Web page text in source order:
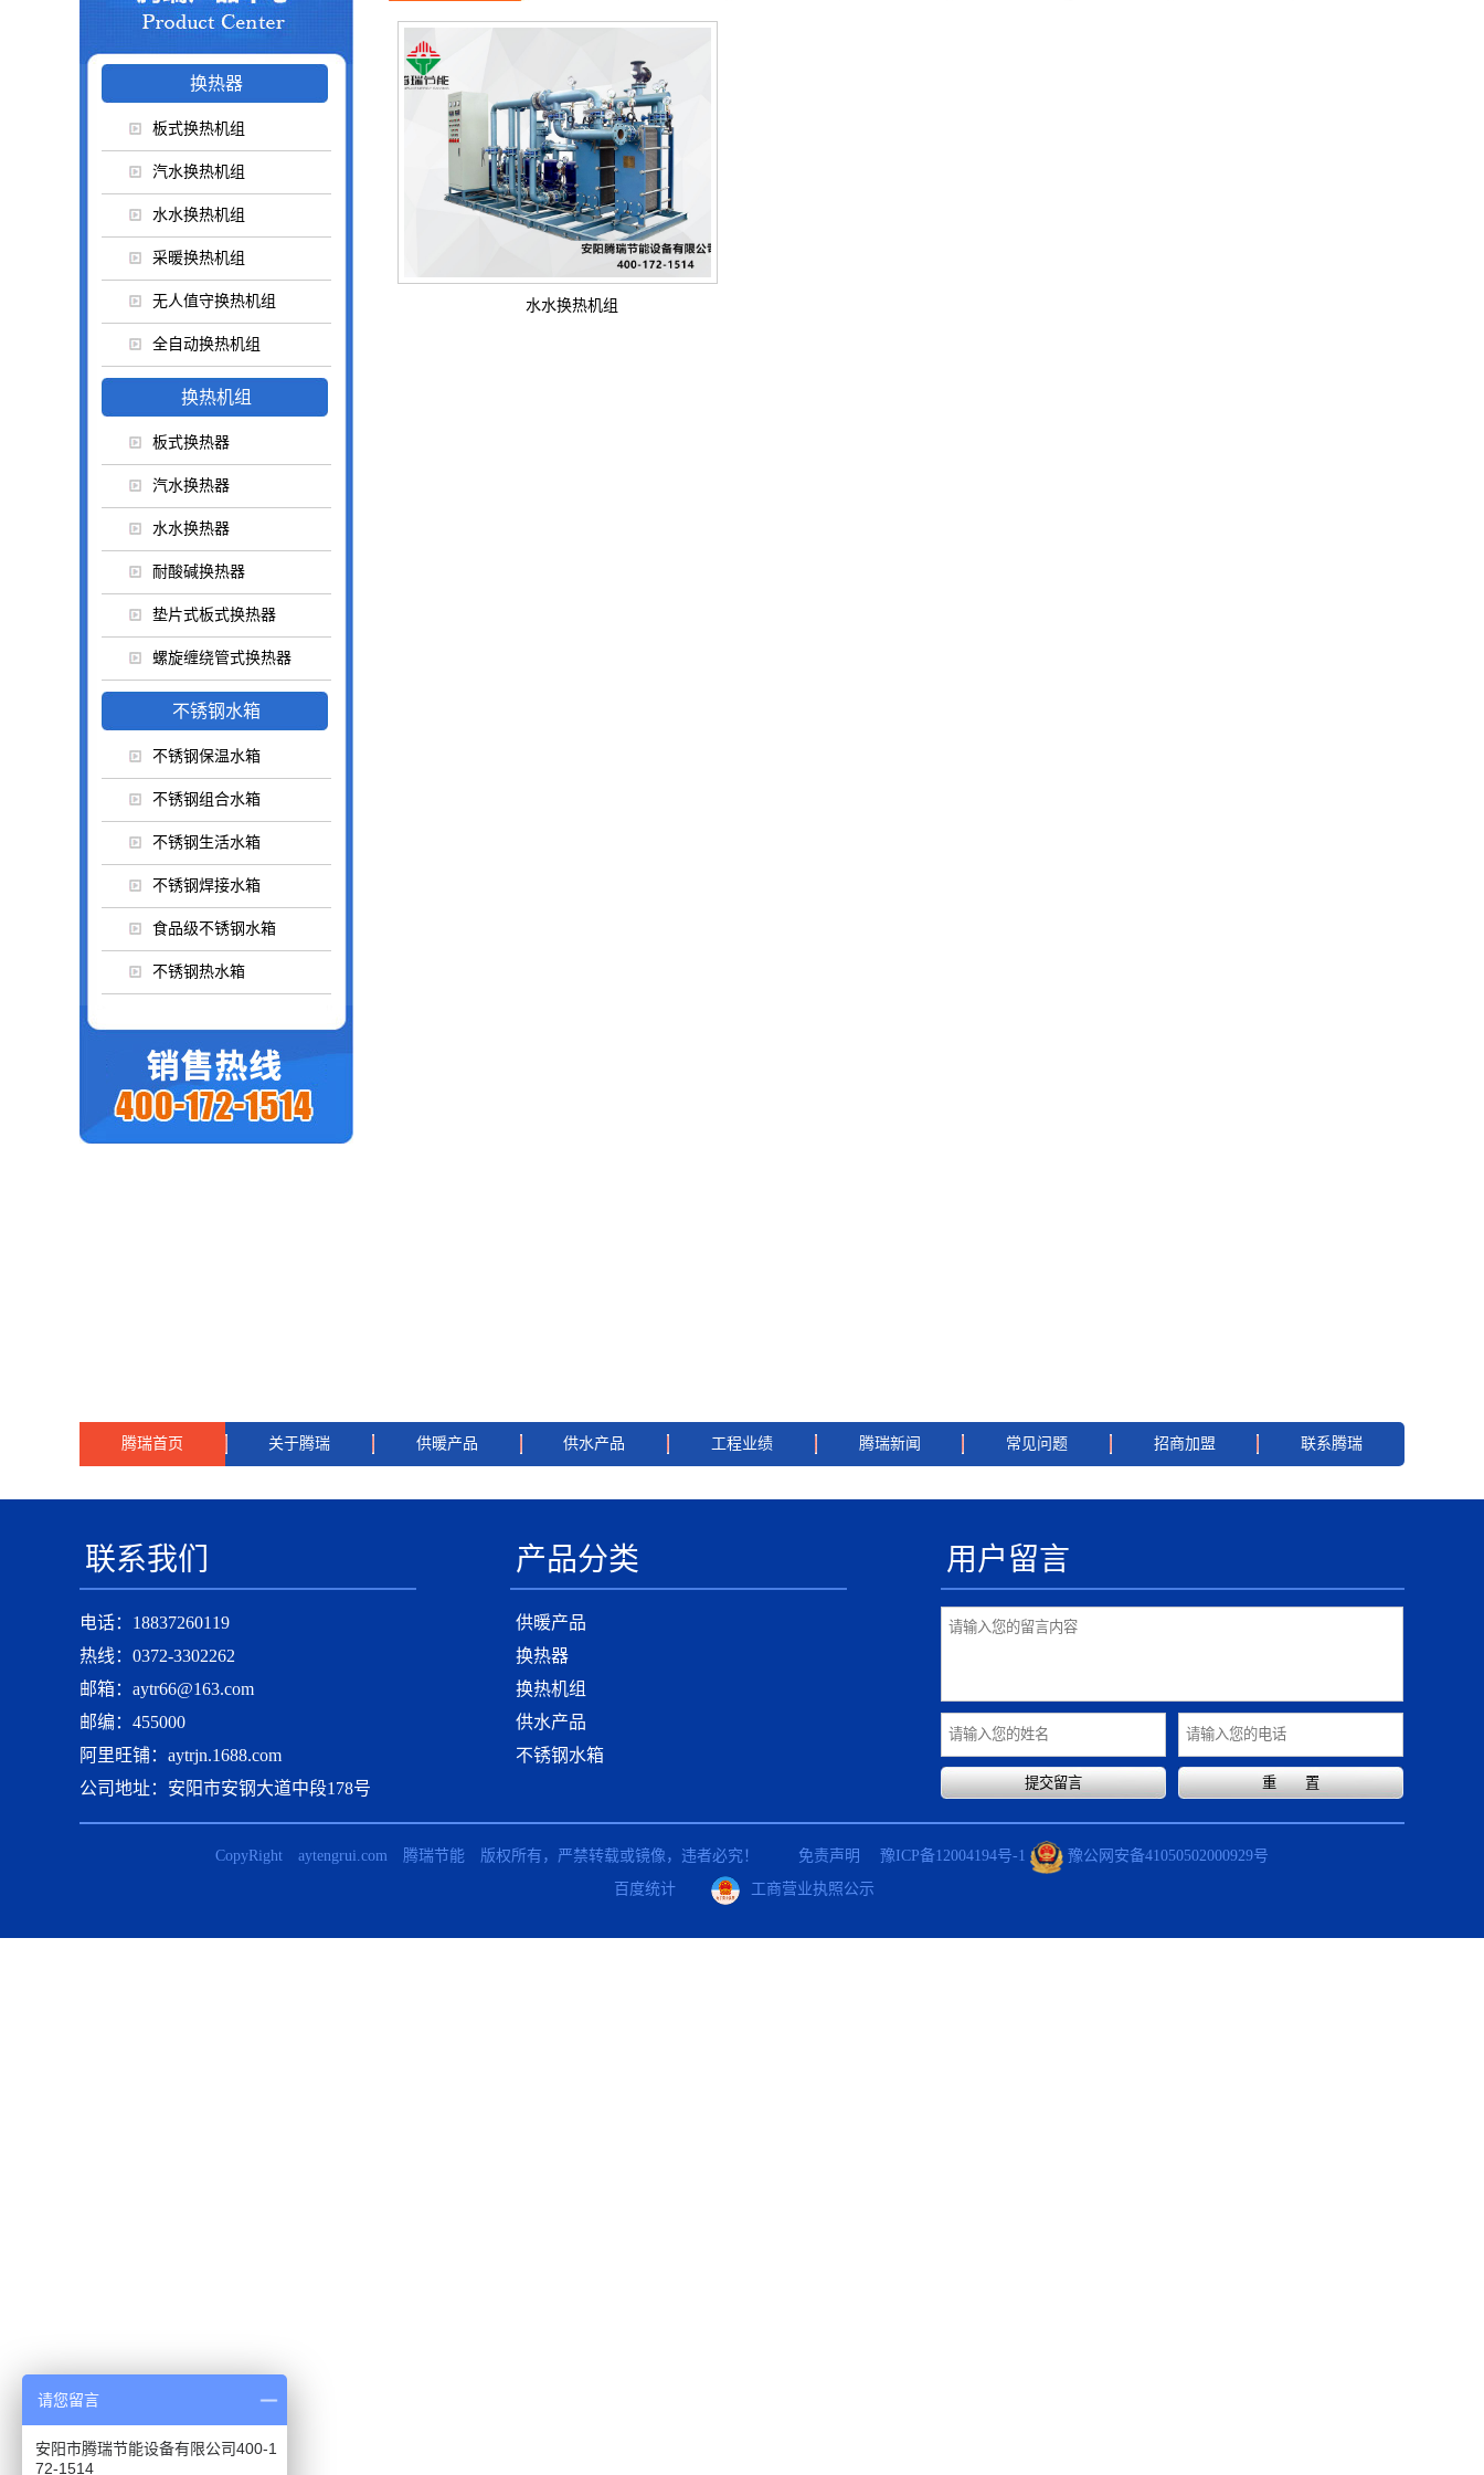
换热器
板式换热机组
汽水换热机组
水水换热机组
采暖换热机组
无人值守换热机组
全自动换热机组
换热机组
板式换热器
汽水换热器
水水换热器
耐酸碱换热器
垫片式板式换热器
螺旋缠绕管式换热器
不锈钢水箱
不锈钢保温水箱
不锈钢组合水箱
不锈钢生活水箱
不锈钢焊接水箱
食品级不锈钢水箱
不锈钢热水箱
水水换热机组
腾瑞首页 关于腾瑞 供暖产品 供水产品 工程业绩 腾瑞新闻 常见问题 招商加盟 联系腾瑞
联系我们
电话：18837260119
热线：0372-3302262
邮箱：aytr66@163.com
邮编：455000
阿里旺铺：aytrjn.1688.com
公司地址：安阳市安钢大道中段178号
产品分类
供暖产品
换热器
换热机组
供水产品
不锈钢水箱
用户留言
CopyRight aytengrui.com 腾瑞节能 版权所有，严禁转载或镜像，违者必究！ 免责声明 豫ICP备12004194号-1
豫公网安备41050502000929号
百度统计
工商营业执照公示
请您留言
安阳市腾瑞节能设备有限公司400-1
72-1514